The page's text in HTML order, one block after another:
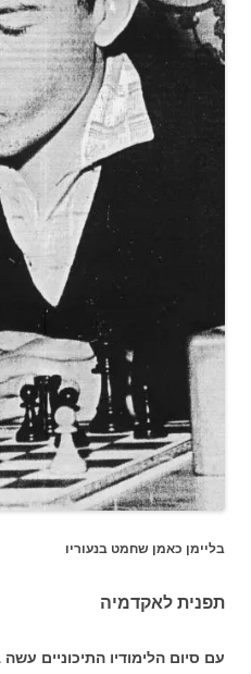
בליימן כאמן שחמט בנעוריו
תפנית לאקדמיה
עם סיום הלימודיו התיכוניים